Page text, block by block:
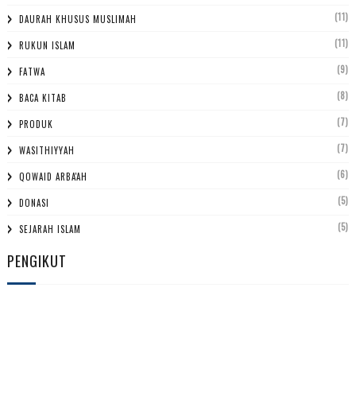
DAURAH KHUSUS MUSLIMAH (11)
RUKUN ISLAM (11)
FATWA (9)
BACA KITAB (8)
PRODUK (7)
WASITHIYYAH (7)
QOWAID ARBA'AH (6)
DONASI (5)
SEJARAH ISLAM (5)
PENGIKUT